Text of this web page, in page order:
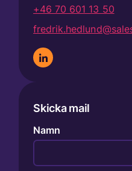
+46 70 601 13 50
Skicka mail
Namn